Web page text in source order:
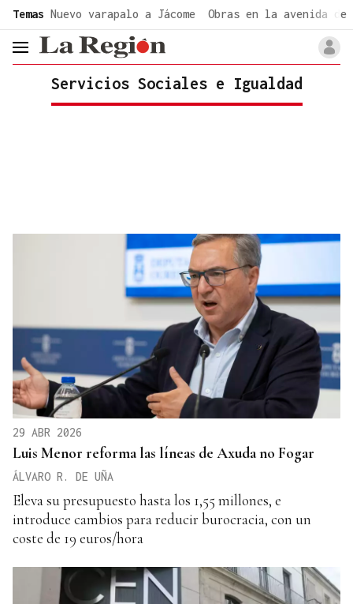
Temas Nuevo varapalo a Jácome Obras en la avenida de
header.menu.open
Servicios Sociales e Igualdad
29 ABR 2026
Luis Menor reforma las líneas de Axuda no Fogar
ÁLVARO R. DE UÑA
Eleva su presupuesto hasta los 1,55 millones, e
introduce cambios para reducir burocracia, con un
coste de 19 euros/hora